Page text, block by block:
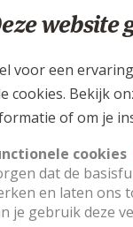
bisdom Brugge
website
voor een
cookies. Bekijk
of om je
cookies
dat de
en laten ons
je gebruik deze